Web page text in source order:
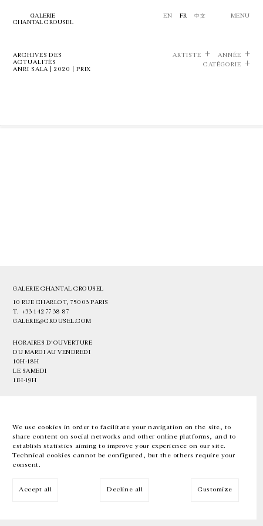
We use cookies in order to facilitate your navigation on the site, to
share content on social networks and other online platforms, and to
establish statistics aiming to improve your experience on our site.
Technical cookies cannot be configured, but the others require your
consent.
Accept all Decline all Customize
GALERIE
CHANTAL CROUSEL
EN FR 中文 MENU
ARCHIVES DES
ACTUALITÉS
ANRI SALA | 2020 | PRIX
ARTISTE
ANNÉE
CATÉGORIE
GALERIE CHANTAL CROUSEL
10 RUE CHARLOT, 75003 PARIS
T. +33 1 42 77 38 87
GALERIE@CROUSEL.COM
HORAIRES D'OUVERTURE
DU MARDI AU VENDREDI
10H-18H
LE SAMEDI
11H-19H
EN FR 中文 Facebook Instagram
Inscrivez-vous à notre newsletter